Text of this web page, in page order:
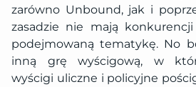
zarówno Unbound, jak i
zasadzie nie mają
podejmowaną tematykę. No
inną grę wyścigową, w
wyścigi uliczne i policyjne